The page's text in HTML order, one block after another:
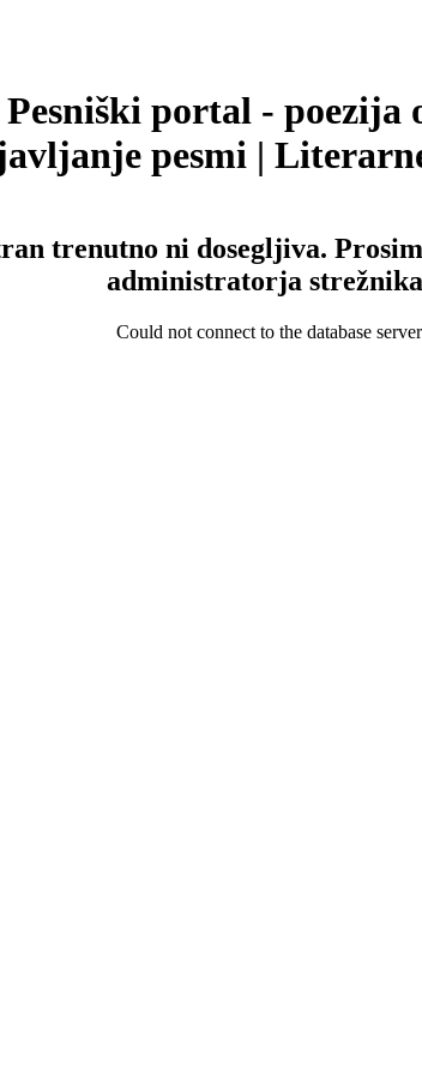
Pesniški portal - poezija
pesmi |
trenutno ni dosegljiva.
administratorja
Could not connect to the database server